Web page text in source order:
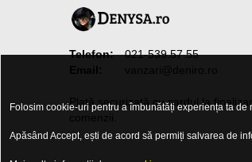
Telefon:
021-539.57.55
Plată securizată cu cardul la
Folosim cookie-uri pentru a îmbunătăți experiența ta
Apăsând Accept, ești de acord să permiți salvarea de